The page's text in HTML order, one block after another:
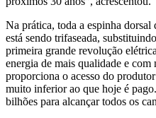
Na prática, toda a espinha
está sendo trifaseada,
primeira grande revolução
energia de mais qualidade e com
proporciona o acesso do
muito inferior ao que hoje é
bilhões para alcançar todos os